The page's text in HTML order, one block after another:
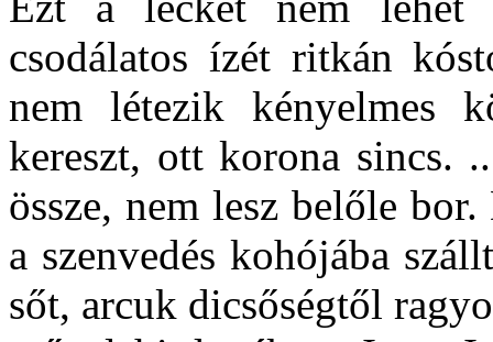
csodálatos ízét ritkán
nem létezik kényelmes
kereszt, ott korona sincs.
össze, nem lesz belőle
a szenvedés kohójába
sőt, arcuk dicsőségtől